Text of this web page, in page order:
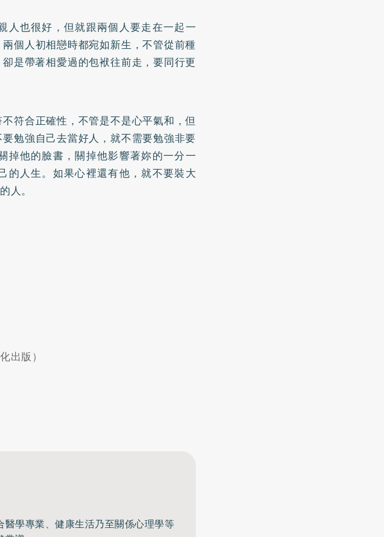
人也很好，但就跟兩個人要走在一起一
個人初相戀時都宛如新生，不管從前種
是帶著相愛過的包袱往前走，要同行更
符合正確性，不管是不是心平氣和，但
勉強自己去當好人，就不需要勉強非要
掉他的臉書，關掉他影響著妳的一分一
的人生。如果心裡還有他，就不要裝大
人。
出版）
醫學專業、健康生活乃至關係心理學等